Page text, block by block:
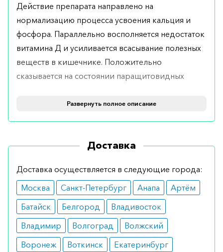
Действие препарата направлено на
нормализацию процесса усвоения кальция и
фосфора. Параллельно восполняется недостаток
витамина Д и усиливается всасывание полезных
веществ в кишечнике. Положительно
сказывается на состоянии паращитовидных
дефицита витамина Д у пациентов с высоким
комплексном лечении остеопороза и
остеомаляции.
Противопоказания
Препарат не имеет противопоказаний. До начала
лечения рекомендуется определить уровень
Развернуть полное описание
Доставка
Доставка осуществляется в следующие города:
Москва
Санкт-Петербург Анапа
Артём
Батайск
Белгород
Владивосток
Владимир
Волгоград
Волжский
Воронеж
Воткинск
Екатеринбург